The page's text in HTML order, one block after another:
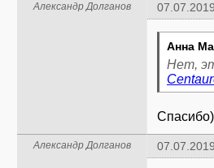
Александр Долганов
Анна
Нет,
Спасибо)
Александр Долганов